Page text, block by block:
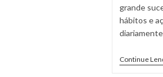
grande
hábitos e
Continue